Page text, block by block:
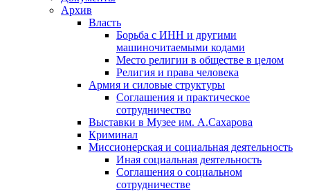
Архив
Власть
Борьба с ИНН и другими
машиночитаемыми кодами
Место религии в обществе в целом
Религия и права человека
Армия и силовые структуры
Соглашения и практическое
сотрудничество
Выставки в Музее им. А.Сахарова
Криминал
Миссионерская и социальная деятельность
Иная социальная деятельность
Соглашения о социальном
сотрудничестве